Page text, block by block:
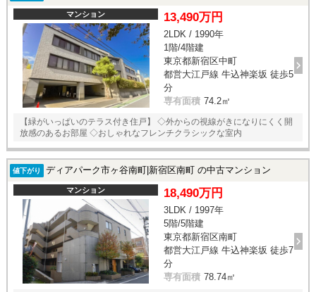
お気に入り物件
マンション 13,490万円
2LDK / 1990年
1階/4階建
東京都新宿区中町
都営大江戸線 牛込神楽坂 徒歩5
分
専有面積 74.2㎡
【緑がいっぱいのテラス付き住戸】 ◇外からの視線がきになりにくく開
放感のあるお部屋 ◇おしゃれなフレンチクラシックな室内
値下がり ディアパーク市ヶ谷南町|新宿区南町 の中古マンション
マンション 18,490万円
3LDK / 1997年
5階/5階建
東京都新宿区南町
都営大江戸線 牛込神楽坂 徒歩7
分
専有面積 78.74㎡